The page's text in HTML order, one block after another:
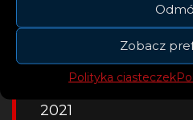
Zobacz
Polityka ciasteczek
będzie z nim w
#skijumpingfamily
— Piotr Bąk
2021